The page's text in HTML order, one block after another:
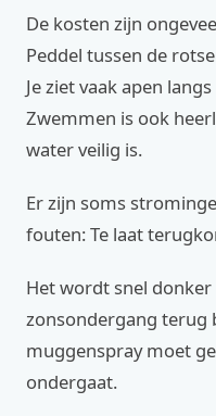
De kosten zijn
Peddel tussen de
Je ziet vaak apen
Zwemmen is ook
water veilig is.
Er zijn soms
fouten: Te laat
Het wordt snel
zonsondergang terug
muggenspray moet
ondergaat.